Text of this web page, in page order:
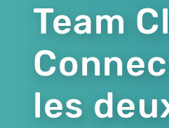
Team
les